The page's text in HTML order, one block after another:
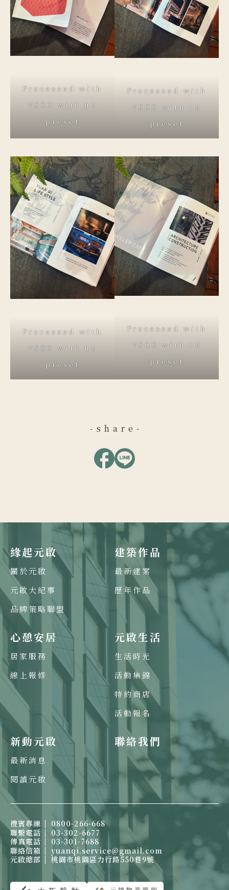
Processed with
VSCO with u5
preset
Processed with
VSCO with u5
preset
Processed with
VSCO with u5
preset
Processed with
VSCO with u5
preset
-share-
緣起元啟
關於元啟
元啟大紀事
品牌策略聯盟
建築作品
最新建案
歷年作品
心憩安居
居家服務
線上報修
元啟生活
生活時光
活動集錦
特約商店
活動報名
新動元啟
最新消息
閱讀元啟
聯絡我們
禮賓專線
0800-266-668
聯繫電話
03-302-6677
傳真電話
03-301-7688
聯絡信箱
yuanqi.service@gmail.com
元啟總部
桃園市桃園區力行路550巷9號